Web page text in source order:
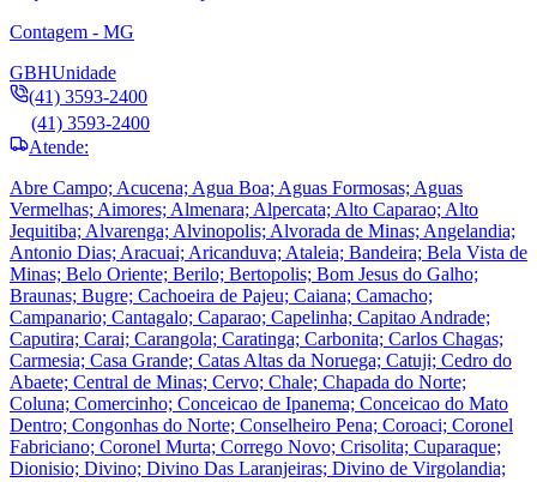
Contagem - MG
GBHUnidade
(41) 3593-2400
(41) 3593-2400
Atende:
Abre Campo; Acucena; Agua Boa; Aguas Formosas; Aguas
Vermelhas; Aimores; Almenara; Alpercata; Alto Caparao; Alto
Jequitiba; Alvarenga; Alvinopolis; Alvorada de Minas; Angelandia;
Antonio Dias; Aracuai; Aricanduva; Ataleia; Bandeira; Bela Vista de
Minas; Belo Oriente; Berilo; Bertopolis; Bom Jesus do Galho;
Braunas; Bugre; Cachoeira de Pajeu; Caiana; Camacho;
Campanario; Cantagalo; Caparao; Capelinha; Capitao Andrade;
Caputira; Carai; Carangola; Caratinga; Carbonita; Carlos Chagas;
Carmesia; Casa Grande; Catas Altas da Noruega; Catuji; Cedro do
Abaete; Central de Minas; Cervo; Chale; Chapada do Norte;
Coluna; Comercinho; Conceicao de Ipanema; Conceicao do Mato
Dentro; Congonhas do Norte; Conselheiro Pena; Coroaci; Coronel
Fabriciano; Coronel Murta; Corrego Novo; Crisolita; Cuparaque;
Dionisio; Divino; Divino Das Laranjeiras; Divino de Virgolandia;